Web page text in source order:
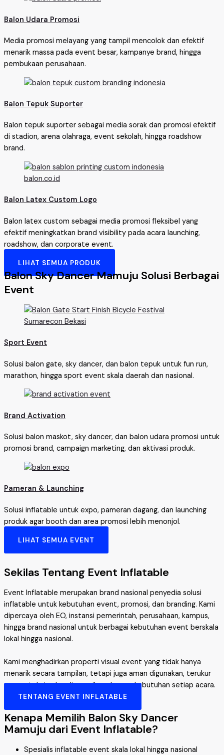
Balon Udara Promosi
Media promosi melayang yang tampil mencolok dan efektif
menarik massa pada event besar, kampanye brand, hingga
pembukaan perusahaan.
Balon Tepuk Suporter
Balon tepuk suporter sebagai media sorak dan promosi efektif
di stadion, arena olahraga, event sekolah, hingga roadshow
brand.
Balon Latex Custom Logo
Balon latex custom sebagai media promosi fleksibel yang
efektif meningkatkan brand visibility pada acara launching,
roadshow, dan corporate event.
LIHAT SEMUA PRODUK
Balon Sky Dancer Mamuju Solusi Berbagai
Event
Sport Event
Solusi balon gate, sky dancer, dan balon tepuk untuk fun run,
marathon, hingga sport event skala daerah dan nasional.
Brand Activation
Solusi balon maskot, sky dancer, dan balon udara promosi untuk
promosi brand, campaign marketing, dan aktivasi produk.
Pameran & Launching
Solusi inflatable untuk expo, pameran dagang, dan launching
produk agar booth dan area promosi lebih menonjol.
LIHAT SEMUA EVENT
Sekilas Tentang Event Inflatable
Event Inflatable merupakan brand nasional penyedia solusi
inflatable untuk kebutuhan event, promosi, dan branding. Kami
dipercaya oleh EO, instansi pemerintah, perusahaan, kampus,
hingga brand nasional untuk berbagai kebutuhan event berskala
lokal hingga nasional.
Kami menghadirkan properti visual event yang tidak hanya
menarik secara tampilan, tetapi juga aman digunakan, terukur
secara teknis, dan disesuaikan dengan kebutuhan setiap acara.
TENTANG EVENT INFLATABLE
Kenapa Memilih Balon Sky Dancer
Mamuju dari Event Inflatable?
Spesialis inflatable event skala lokal hingga nasional